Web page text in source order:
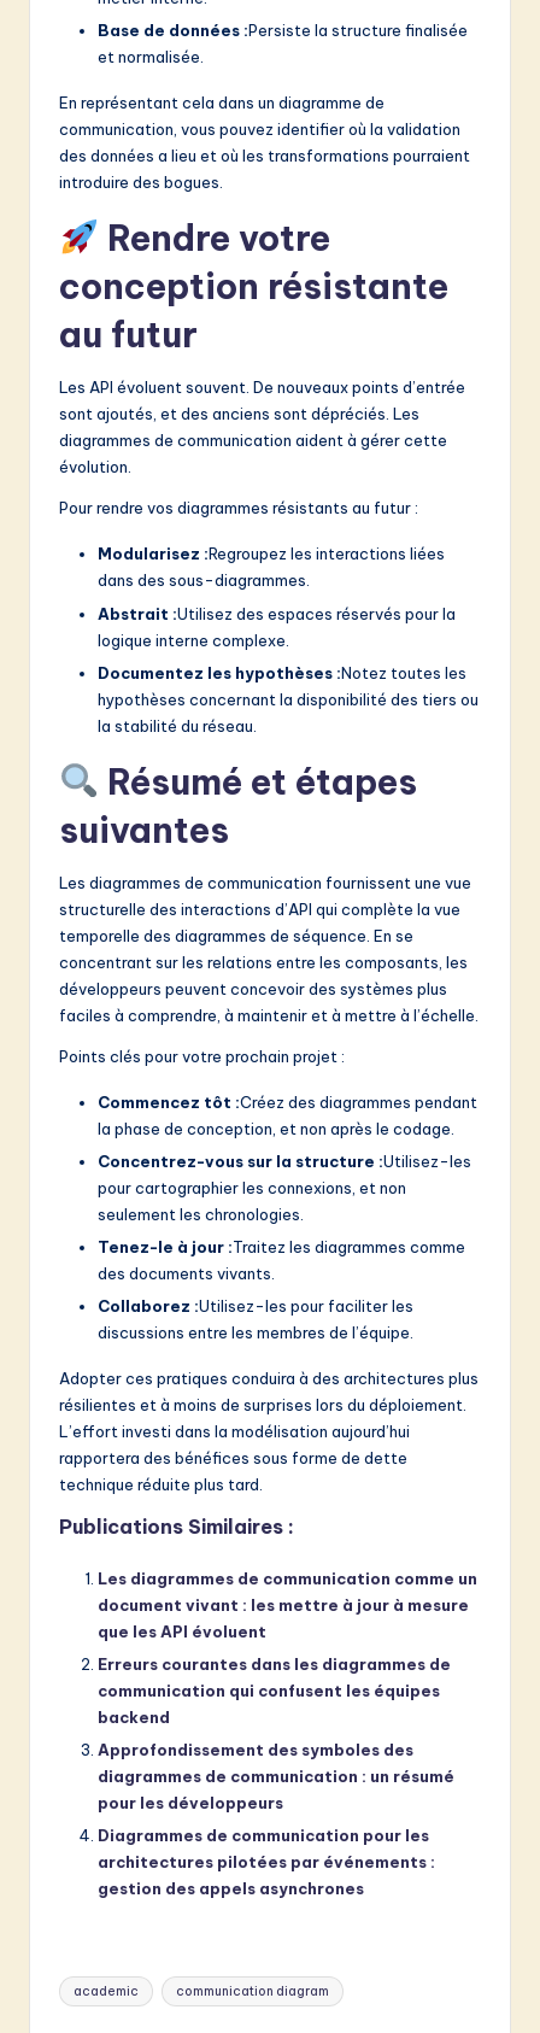
Base de données :Persiste la structure finalisée
et normalisée.
En représentant cela dans un diagramme de
communication, vous pouvez identifier où la validation
des données a lieu et où les transformations pourraient
introduire des bogues.
Rendre votre
conception résistante
au futur
Les API évoluent souvent. De nouveaux points d’entrée
sont ajoutés, et des anciens sont dépréciés. Les
diagrammes de communication aident à gérer cette
évolution.
Pour rendre vos diagrammes résistants au futur :
Modularisez :Regroupez les interactions liées
dans des sous-diagrammes.
Abstrait :Utilisez des espaces réservés pour la
logique interne complexe.
Documentez les hypothèses :Notez toutes les
hypothèses concernant la disponibilité des tiers ou
la stabilité du réseau.
Résumé et étapes
suivantes
Les diagrammes de communication fournissent une vue
structurelle des interactions d’API qui complète la vue
temporelle des diagrammes de séquence. En se
concentrant sur les relations entre les composants, les
développeurs peuvent concevoir des systèmes plus
faciles à comprendre, à maintenir et à mettre à l’échelle.
Points clés pour votre prochain projet :
Commencez tôt :Créez des diagrammes pendant
la phase de conception, et non après le codage.
Concentrez-vous sur la structure :Utilisez-les
pour cartographier les connexions, et non
seulement les chronologies.
Tenez-le à jour :Traitez les diagrammes comme
des documents vivants.
Collaborez :Utilisez-les pour faciliter les
discussions entre les membres de l’équipe.
Adopter ces pratiques conduira à des architectures plus
résilientes et à moins de surprises lors du déploiement.
L’effort investi dans la modélisation aujourd’hui
rapportera des bénéfices sous forme de dette
technique réduite plus tard.
Publications Similaires :
Les diagrammes de communication comme un
document vivant : les mettre à jour à mesure
que les API évoluent
Erreurs courantes dans les diagrammes de
communication qui confusent les équipes
backend
Approfondissement des symboles des
diagrammes de communication : un résumé
pour les développeurs
Diagrammes de communication pour les
architectures pilotées par événements :
gestion des appels asynchrones
Tags:
academic communication diagram